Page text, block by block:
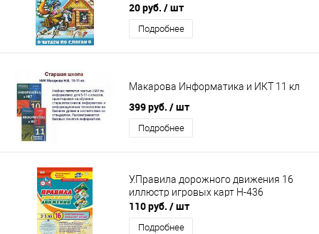
20 руб. / шт
Подробнее
Макарова Информатика и ИКТ 11 кл
399 руб. / шт
Подробнее
У.Правила дорожного движения 16
иллюстр игровых карт Н-436
110 руб. / шт
Подробнее